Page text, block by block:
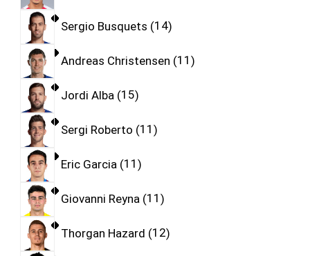
Sergio Busquets 14
Andreas Christensen 11
Jordi Alba 15
Sergi Roberto 11
Eric Garcia 11
Giovanni Reyna 11
Thorgan Hazard 12